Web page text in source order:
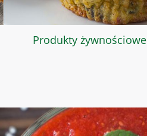
Produkty żywnościowe